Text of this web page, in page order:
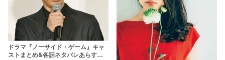
ドラマ『ノーサイド・ゲーム』キャ
ストまとめ&各話ネタバレあらすじ